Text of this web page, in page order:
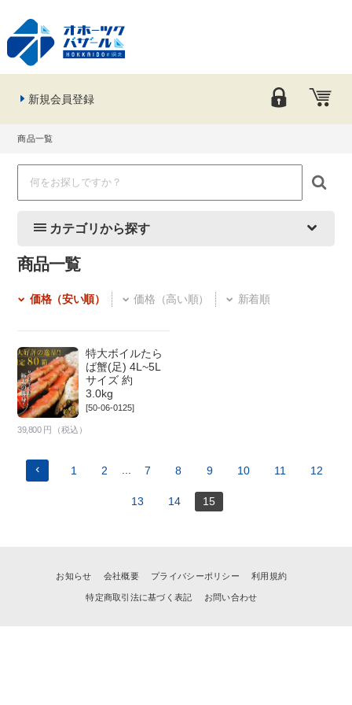
新規会員登録
商品一覧
カテゴリから探す
商品一覧
価格（安い順） 価格（高い順） 新着順
特大ボイルたら
ば蟹(足) 4L~5L
サイズ 約
3.0kg
[50-06-0125]
39,800 円（税込）
1 2 ... 7 8 9 10 11 12
13 14 15
お知らせ 会社概要 プライバシーポリシー 利用規約
特定商取引法に基づく表記 お問い合わせ